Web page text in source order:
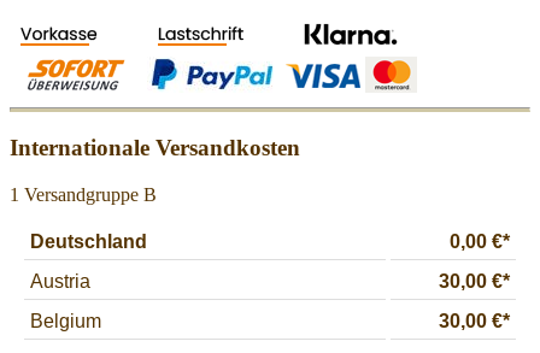
Internationale Versandkosten
1 Versandgruppe B